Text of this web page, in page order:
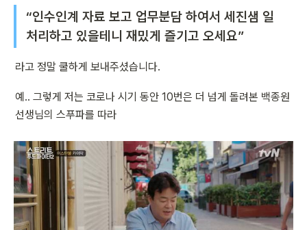
“인수인계 자료 보고 업무분담 하여서 세진샘 일
처리하고 있을테니 재밌게 즐기고 오세요”
라고 정말 쿨하게 보내주셨습니다.
예.. 그렇게 저는 코로나 시기 동안 10번은 더 넘게 돌려본 백종원
선생님의 스푸파를 따라